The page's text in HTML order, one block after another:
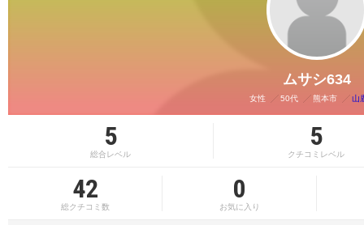
ムサシ634
女性 50代 熊本市 山
5
総合レベル
5
クチコミレベル
42
総クチコミ数
0
お気に入り